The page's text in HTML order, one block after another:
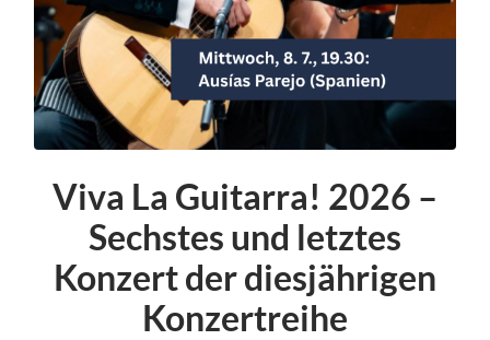
Viva La Guitarra! 2026 –
Sechstes und letztes
Konzert der diesjährigen
Konzertreihe